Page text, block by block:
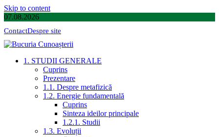
Skip to content
07.08.2026
ContactDespre site
1. STUDII GENERALE
Cuprins
Prezentare
1.1. Despre metafizică
1.2. Energie fundamentală
Cuprins
Sinteza ideilor principale
1.2.1. Studii
1.3. Evoluții